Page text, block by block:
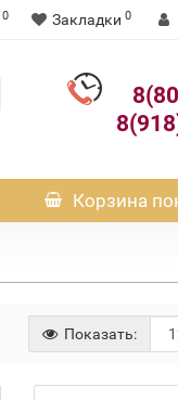
0 Закладки 0
Корзина
Показать: